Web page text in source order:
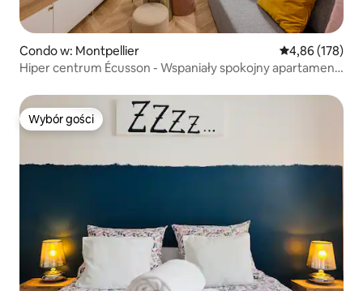
Condo w: Montpellier Średnia
4,86 (178)
Hiper centrum Écusson - Wspaniały spokojny apartament
Wybór gości
Wybór gości